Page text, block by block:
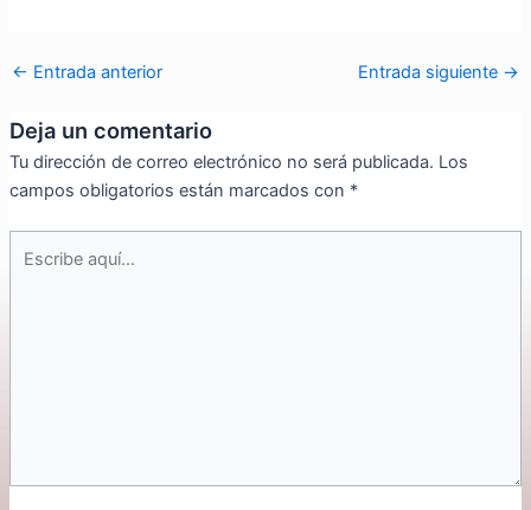
← Entrada anterior Entrada siguiente →
Deja un comentario
Tu dirección de correo electrónico no será publicada. Los
campos obligatorios están marcados con *
aquí...